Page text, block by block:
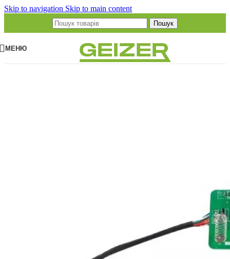
Skip to navigation Skip to main content
Пошук
МЕНЮ